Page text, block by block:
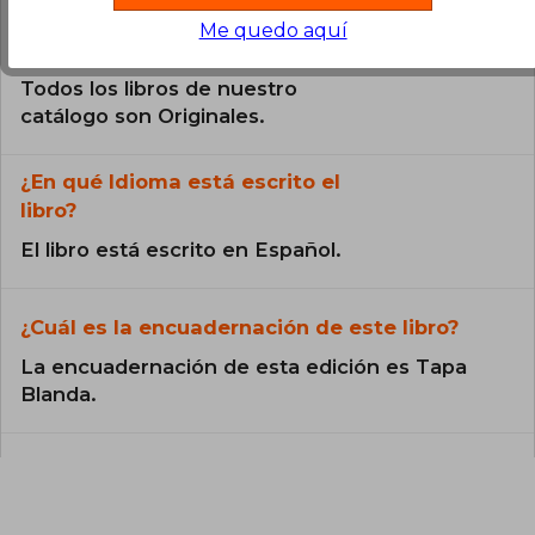
Todos los libros de nuestro
catálogo son Originales.
¿En qué Idioma está escrito el
libro?
El libro está escrito en Español.
¿Cuál es la encuadernación de este libro?
La encuadernación de esta edición es Tapa
Blanda.
Me quedo aquí